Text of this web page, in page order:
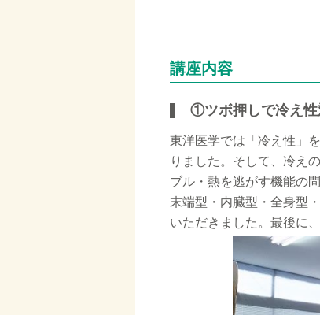
講座内容
①ツボ押しで冷え
東洋医学では「冷え性」
りました。そして、冷え
ブル・熱を逃がす機能の
末端型・内臓型・全身型
いただきました。最後に